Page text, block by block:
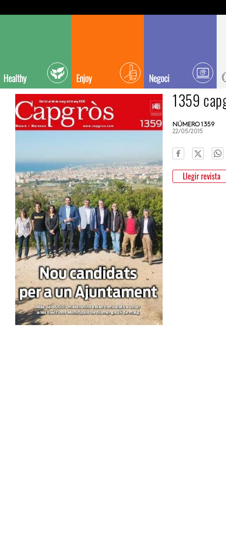
Healthy Enjoy Negoci
1359
NÚMERO 1359
22/05/2015
Llegir revista